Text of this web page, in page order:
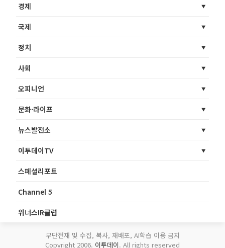
경제
국제
정치
사회
오피니언
문화·라이프
뉴스발전소
이투데이TV
스페셜리포트
Channel 5
위너스IR클럽
무단전재 및 수집, 복사, 재배포, AI학습 이용 금지
Copyright 2006. 이투데이. All rights reserved